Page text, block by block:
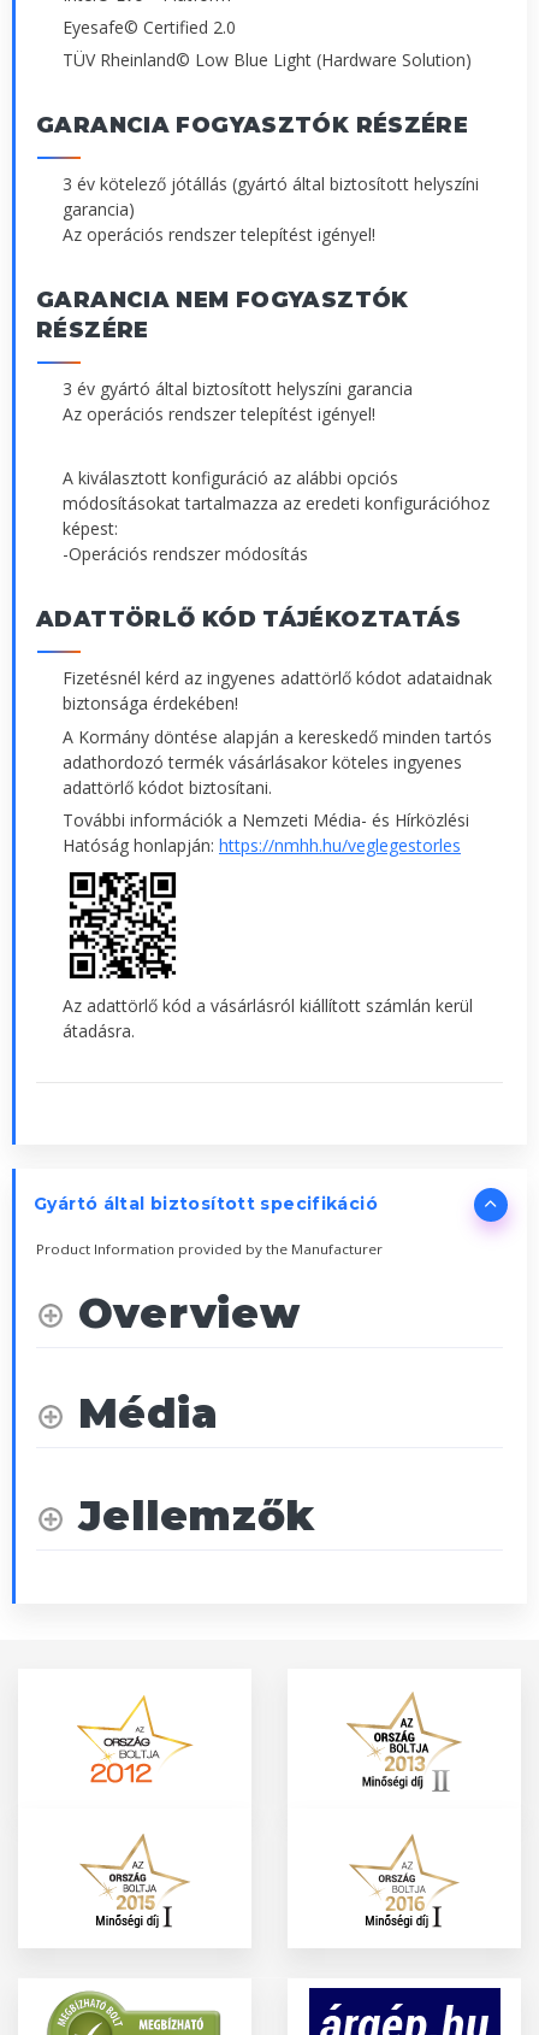
Eyesafe© Certified 2.0
TÜV Rheinland© Low Blue Light (Hardware Solution)
GARANCIA FOGYASZTÓK RÉSZÉRE
3 év kötelező jótállás (gyártó által biztosított helyszíni
garancia)
Az operációs rendszer telepítést igényel!
GARANCIA NEM FOGYASZTÓK
RÉSZÉRE
3 év gyártó által biztosított helyszíni garancia
Az operációs rendszer telepítést igényel!
A kiválasztott konfiguráció az alábbi opciós
módosításokat tartalmazza az eredeti konfigurációhoz
képest:
-Operációs rendszer módosítás
ADATTÖRLŐ KÓD TÁJÉKOZTATÁS
Fizetésnél kérd az ingyenes adattörlő kódot adataidnak
biztonsága érdekében!
A Kormány döntése alapján a kereskedő minden tartós
adathordozó termék vásárlásakor köteles ingyenes
adattörlő kódot biztosítani.
További információk a Nemzeti Média- és Hírközlési
Hatóság honlapján: https://nmhh.hu/veglegestorles
Az adattörlő kód a vásárlásról kiállított számlán kerül
átadásra.
Gyártó által biztosított specifikáció
Product Information provided by the Manufacturer
Overview
Média
Jellemzők